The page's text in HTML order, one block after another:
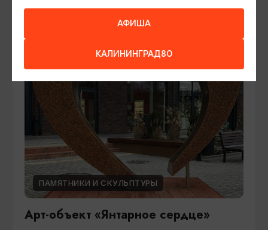
ПАМЯТНИКИ И СКУЛЬПТУРЫ
Арт-объект «Янтарное сердце»
АФИША
КАЛИНИНГРАД80